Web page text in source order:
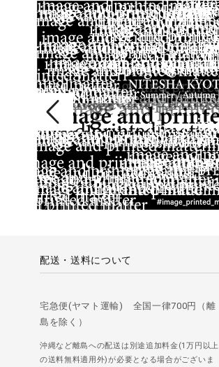
配送・送料について
宅急便(ヤマト運輸) 全国一律700円（離
島を除く）
沖縄など離島への配送は別途追加料金(1万円以上
の送料無料適用外)が必要となる場合がございま